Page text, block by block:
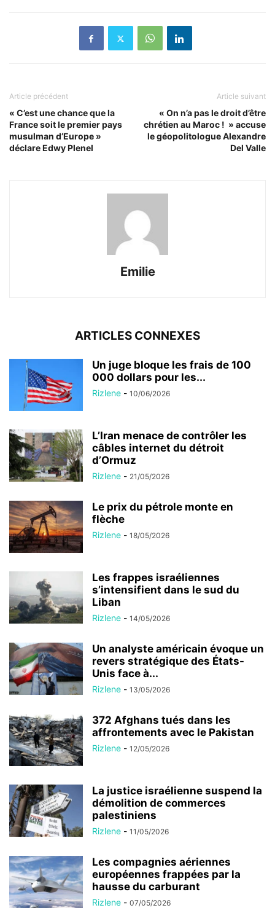
Article précédent
« C’est une chance que la
France soit le premier pays
musulman d’Europe »
déclare Edwy Plenel
Article suivant
« On n’a pas le droit d’être
chrétien au Maroc ! » accuse
le géopolitologue Alexandre
Del Valle
Emilie
ARTICLES CONNEXES
Un juge bloque les frais de 100
000 dollars pour les...
Rizlene - 10/06/2026
L’Iran menace de contrôler les
câbles internet du détroit
d’Ormuz
Rizlene - 21/05/2026
Le prix du pétrole monte en
flèche
Rizlene - 18/05/2026
Les frappes israéliennes
s’intensifient dans le sud du
Liban
Rizlene - 14/05/2026
Un analyste américain évoque un
revers stratégique des États-
Unis face à...
Rizlene - 13/05/2026
372 Afghans tués dans les
affrontements avec le Pakistan
Rizlene - 12/05/2026
La justice israélienne suspend la
démolition de commerces
palestiniens
Rizlene - 11/05/2026
Les compagnies aériennes
européennes frappées par la
hausse du carburant
Rizlene - 07/05/2026